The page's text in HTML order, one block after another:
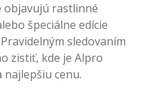
objavujú rastlinné
špeciálne edície
sledovaním
zistiť, kde je Alpro
cenu.